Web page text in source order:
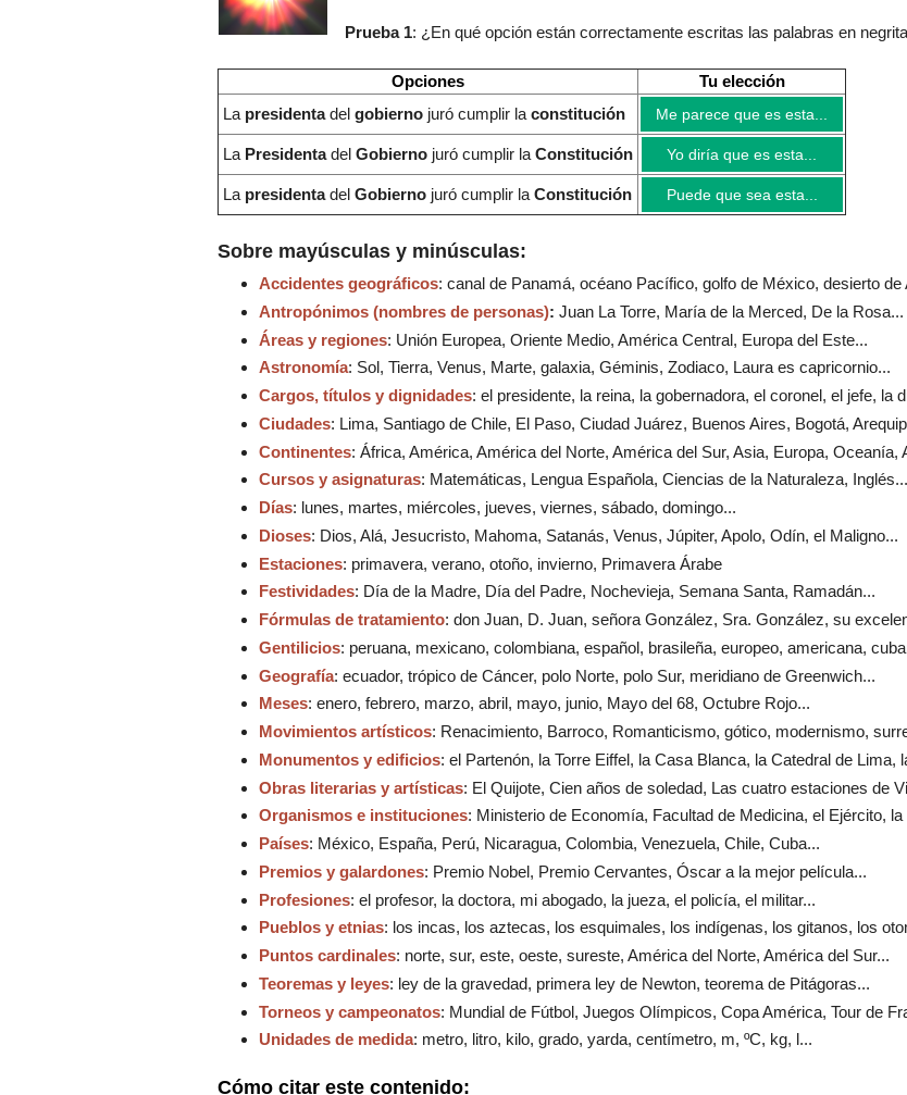
Prueba 1: ¿En qué opción están correctamente escritas las palabras en
Opciones
Tu elección
La presidentadel gobierno juró cumplir la constitución Me parece que es esta...
La Presidentadel Gobierno juró cumplir la Constitución Yo diría que es esta...
La presidentadel Gobierno juró cumplir la Constitución Puede que sea esta...
Sobre mayúsculas y minúsculas:
Accidentes geográficos: canal de Panamá, océano Pacífico, golfo de México, desierto de
Antropónimos (nombres de personas): Juan La Torre, María de la Merced, De la Rosa...
Áreas y regiones: Unión Europea, Oriente Medio, América Central, Europa del Este...
Astronomía: Sol, Tierra, Venus, Marte, galaxia, Géminis, Zodiaco, Laura es capricornio...
Cargos, títulos y dignidades: el presidente, la reina, la gobernadora, el coronel, el jefe, la
Ciudades: Lima, Santiago de Chile, El Paso, Ciudad Juárez, Buenos Aires, Bogotá,
Continentes: África, América, América del Norte, América del Sur, Asia, Europa, Oceanía,
Cursos y asignaturas: Matemáticas, Lengua Española, Ciencias de la Naturaleza, Inglés...
Días: lunes, martes, miércoles, jueves, viernes, sábado, domingo...
Dioses: Dios, Alá, Jesucristo, Mahoma, Satanás, Venus, Júpiter, Apolo, Odín, el Maligno...
Estaciones: primavera, verano, otoño, invierno, Primavera Árabe
Festividades: Día de la Madre, Día del Padre, Nochevieja, Semana Santa, Ramadán...
Fórmulas de tratamiento: don Juan, D. Juan, señora González, Sra. González, su
Gentilicios: peruana, mexicano, colombiana, español, brasileña, europeo, americana,
Geografía: ecuador, trópico de Cáncer, polo Norte, polo Sur, meridiano de Greenwich...
Meses: enero, febrero, marzo, abril, mayo, junio, Mayo del 68, Octubre Rojo...
Movimientos artísticos: Renacimiento, Barroco, Romanticismo, gótico, modernismo,
Monumentos y edificios: el Partenón, la Torre Eiffel, la Casa Blanca, la Catedral de Lima,
Obras literarias y artísticas: El Quijote, Cien años de soledad, Las cuatro estaciones de
Organismos e instituciones: Ministerio de Economía, Facultad de Medicina, el Ejército, la
Países: México, España, Perú, Nicaragua, Colombia, Venezuela, Chile, Cuba...
Premios y galardones: Premio Nobel, Premio Cervantes, Óscar a la mejor película...
Profesiones: el profesor, la doctora, mi abogado, la jueza, el policía, el militar...
Pueblos y etnias: los incas, los aztecas, los esquimales, los indígenas, los gitanos, los
Puntos cardinales: norte, sur, este, oeste, sureste, América del Norte, América del Sur...
Teoremas y leyes: ley de la gravedad, primera ley de Newton, teorema de Pitágoras...
Torneos y campeonatos: Mundial de Fútbol, Juegos Olímpicos, Copa América, Tour de
Unidades de medida: metro, litro, kilo, grado, yarda, centímetro, m, ºC, kg, l...
Cómo citar este contenido: